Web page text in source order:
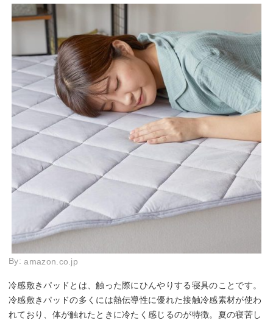
By:amazon.co.jp
冷感敷きパッドとは、触った際にひんやりする寝具のことです。
冷感敷きパッドの多くには熱伝導性に優れた接触冷感素材が使わ
れており、体が触れたときに冷たく感じるのが特徴。夏の寝苦し